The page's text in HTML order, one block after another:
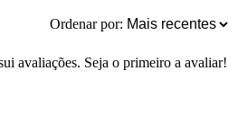
Ordenar por:
avaliações. Seja o primeiro a avaliar!